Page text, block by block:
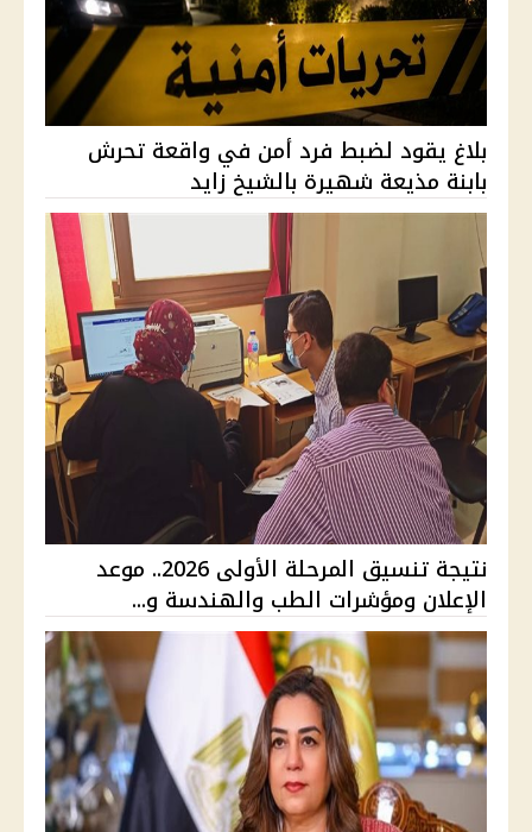
بلاغ يقود لضبط فرد أمن في واقعة تحرش
بابنة مذيعة شهيرة بالشيخ زايد
نتيجة تنسيق المرحلة الأولى 2026.. موعد
الإعلان ومؤشرات الطب والهندسة و...